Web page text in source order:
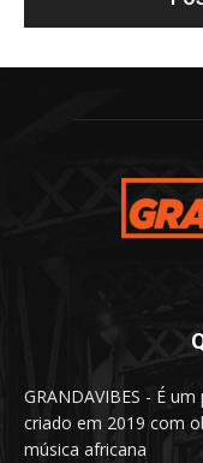
GRANDAVIBES - É
criado em 2019 com
música africana